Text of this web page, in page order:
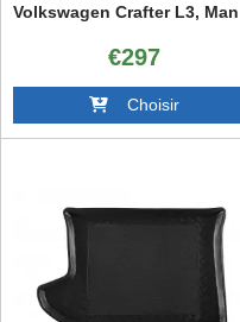
Volkswagen Crafter L3, Man
avec traction avant 4x2
€297
Choisir